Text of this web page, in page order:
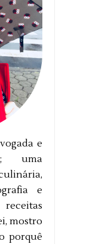
e
uma
e
mostro
porquê